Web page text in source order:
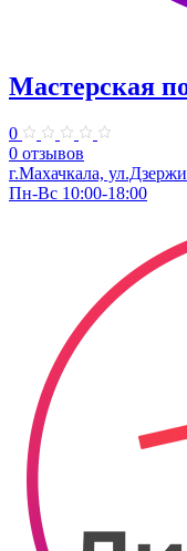
Мастерская
0
0 отзывов
г.Махачкала,
Пн-Вс 10:00-18:00